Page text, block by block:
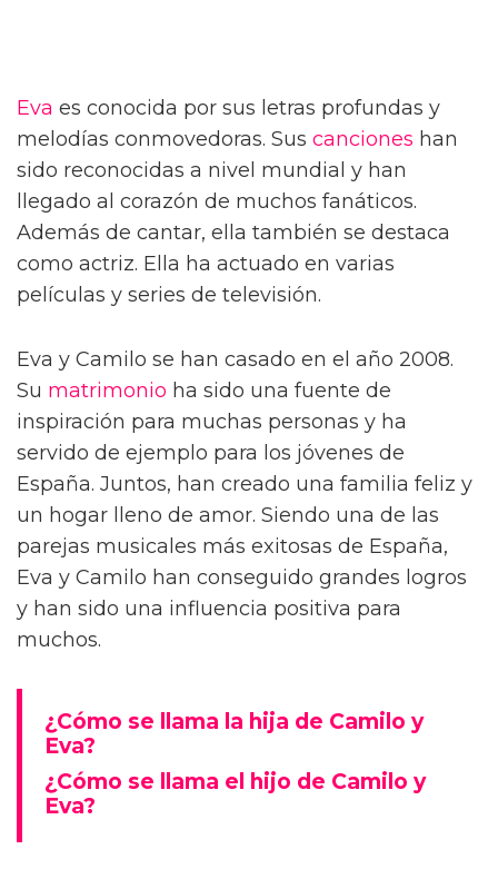
Eva es conocida por sus letras profundas y
melodías conmovedoras. Sus canciones han
sido reconocidas a nivel mundial y han
llegado al corazón de muchos fanáticos.
Además de cantar, ella también se destaca
como actriz. Ella ha actuado en varias
películas y series de televisión.
Eva y Camilo se han casado en el año 2008.
Su matrimonio ha sido una fuente de
inspiración para muchas personas y ha
servido de ejemplo para los jóvenes de
España. Juntos, han creado una familia feliz y
un hogar lleno de amor. Siendo una de las
parejas musicales más exitosas de España,
Eva y Camilo han conseguido grandes logros
y han sido una influencia positiva para
muchos.
¿Cómo se llama la hija de Camilo y
Eva?
¿Cómo se llama el hijo de Camilo y
Eva?